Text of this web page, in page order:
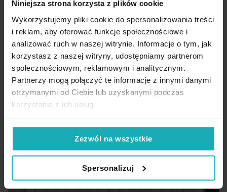
Niniejsza strona korzysta z plików cookie
Wykorzystujemy pliki cookie do spersonalizowania treści
i reklam, aby oferować funkcje społecznościowe i
analizować ruch w naszej witrynie. Informacje o tym, jak
korzystasz z naszej witryny, udostępniamy partnerom
społecznościowym, reklamowym i analitycznym.
Partnerzy mogą połączyć te informacje z innymi danymi
otrzymanymi od Ciebie lub uzyskanymi podczas
korzystania z ich usług.
Zezwól na wszystkie
Spersonalizuj
291,60 zł
Dodaj do koszyka
Inne rozmiary(6)